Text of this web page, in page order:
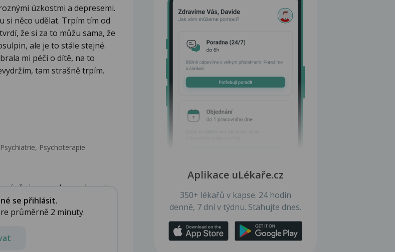
úzkostmi a depresemi.
si něco udělat. Trpím tím od
že si za to můžu sama, že
ale je to stále stejné.
mi péči o dítě, na to
tam strašně trpím.
Psychoterapie
věc je porucha osobnosti. ...
se přihlásit.
průměrně 2 minuty.
Aplikace uLékaře.cz
350+ lékařů v kapse. 24 hodin
denně, 7 dní v týdnu. Stahujte dnes.